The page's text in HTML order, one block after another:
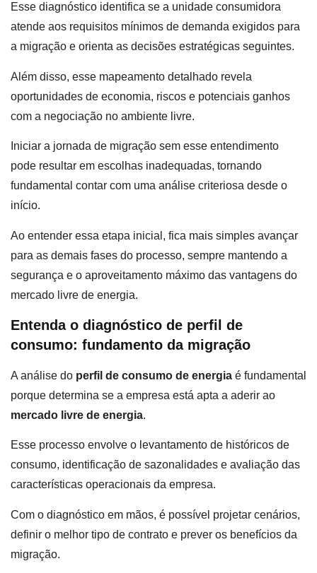
Esse diagnóstico identifica se a unidade consumidora
atende aos requisitos mínimos de demanda exigidos para
a migração e orienta as decisões estratégicas seguintes.
Além disso, esse mapeamento detalhado revela
oportunidades de economia, riscos e potenciais ganhos
com a negociação no ambiente livre.
Iniciar a jornada de migração sem esse entendimento
pode resultar em escolhas inadequadas, tornando
fundamental contar com uma análise criteriosa desde o
início.
Ao entender essa etapa inicial, fica mais simples avançar
para as demais fases do processo, sempre mantendo a
segurança e o aproveitamento máximo das vantagens do
mercado livre de energia.
Entenda o diagnóstico de perfil de
consumo: fundamento da migração
A análise do perfil de consumo de energia é fundamental
porque determina se a empresa está apta a aderir ao
mercado livre de energia.
Esse processo envolve o levantamento de históricos de
consumo, identificação de sazonalidades e avaliação das
características operacionais da empresa.
Com o diagnóstico em mãos, é possível projetar cenários,
definir o melhor tipo de contrato e prever os benefícios da
migração.